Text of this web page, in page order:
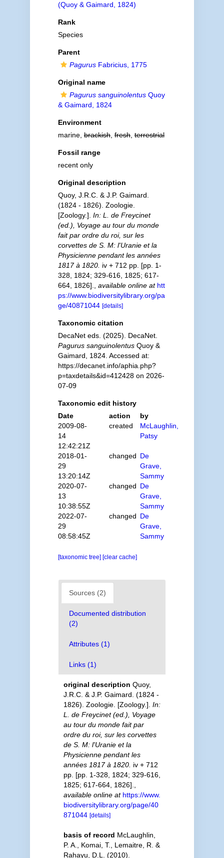
(Quoy & Gaimard, 1824)
Rank
Species
Parent
PagurusFabricius, 1775
Original name
Pagurus sanguinolentusQuoy
& Gaimard, 1824
Environment
marine,brackish,fresh,terrestrial
Fossil range
recent only
Original description
Quoy, J.R.C. & J.P. Gaimard.
(1824 - 1826). Zoologie.
[Zoology.]. In: L. de Freycinet
(ed.), Voyage au tour du monde
fait par ordre du roi, sur les
corvettes de S. M: l'Uranie et la
Physicienne pendant les années
1817 à 1820. iv + 712 pp. [pp. 1-
328, 1824; 329-616, 1825; 617-
664, 1826].
available online at htt
ps://www.biodiversitylibrary.org/pa
ge/40871044 [details]
Taxonomic citation
DecaNet eds. (2025). DecaNet.
Pagurus sanguinolentusQuoy &
Gaimard, 1824. Accessed at:
https://decanet.info/aphia.php?
p=taxdetails&id=412428 on 2026-
07-09
Taxonomic edit history
Date
action
by
2009-08-
14
12:42:21Z
created
McLaughlin,
Patsy
2018-01-
29
13:20:14Z
changed De
Grave,
Sammy
2020-07-
13
10:38:55Z
changed De
Grave,
Sammy
2022-07-
29
08:58:45Z
changed De
Grave,
Sammy
[taxonomic tree] [clear cache]
Sources (2)
Documented distribution
(2)
Attributes (1)
Links (1)
original description Quoy,
J.R.C. & J.P. Gaimard. (1824 -
1826). Zoologie. [Zoology.]. In:
L. de Freycinet (ed.), Voyage
au tour du monde fait par
ordre du roi, sur les corvettes
de S. M: l'Uranie et la
Physicienne pendant les
années 1817 à 1820. iv + 712
pp. [pp. 1-328, 1824; 329-616,
1825; 617-664, 1826].
available online at https://www.
biodiversitylibrary.org/page/40
871044 [details]
basis of record McLaughlin,
P. A., Komai, T., Lemaitre, R. &
Rahayu, D.L. (2010).